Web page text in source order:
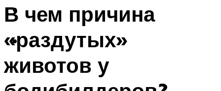
ФИТНЕС
МЕНЮ
В чем причина
«раздутых»
животов у